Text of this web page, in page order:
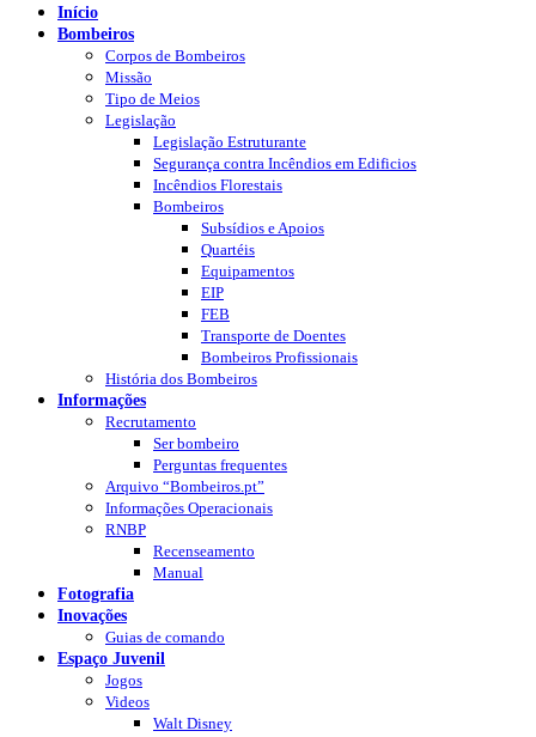
Início
Bombeiros
Corpos de Bombeiros
Missão
Tipo de Meios
Legislação
Legislação Estruturante
Segurança contra Incêndios em Edificios
Incêndios Florestais
Bombeiros
Subsídios e Apoios
Quartéis
Equipamentos
EIP
FEB
Transporte de Doentes
Bombeiros Profissionais
História dos Bombeiros
Informações
Recrutamento
Ser bombeiro
Perguntas frequentes
Arquivo “Bombeiros.pt”
Informações Operacionais
RNBP
Recenseamento
Manual
Fotografia
Inovações
Guias de comando
Espaço Juvenil
Jogos
Videos
Walt Disney